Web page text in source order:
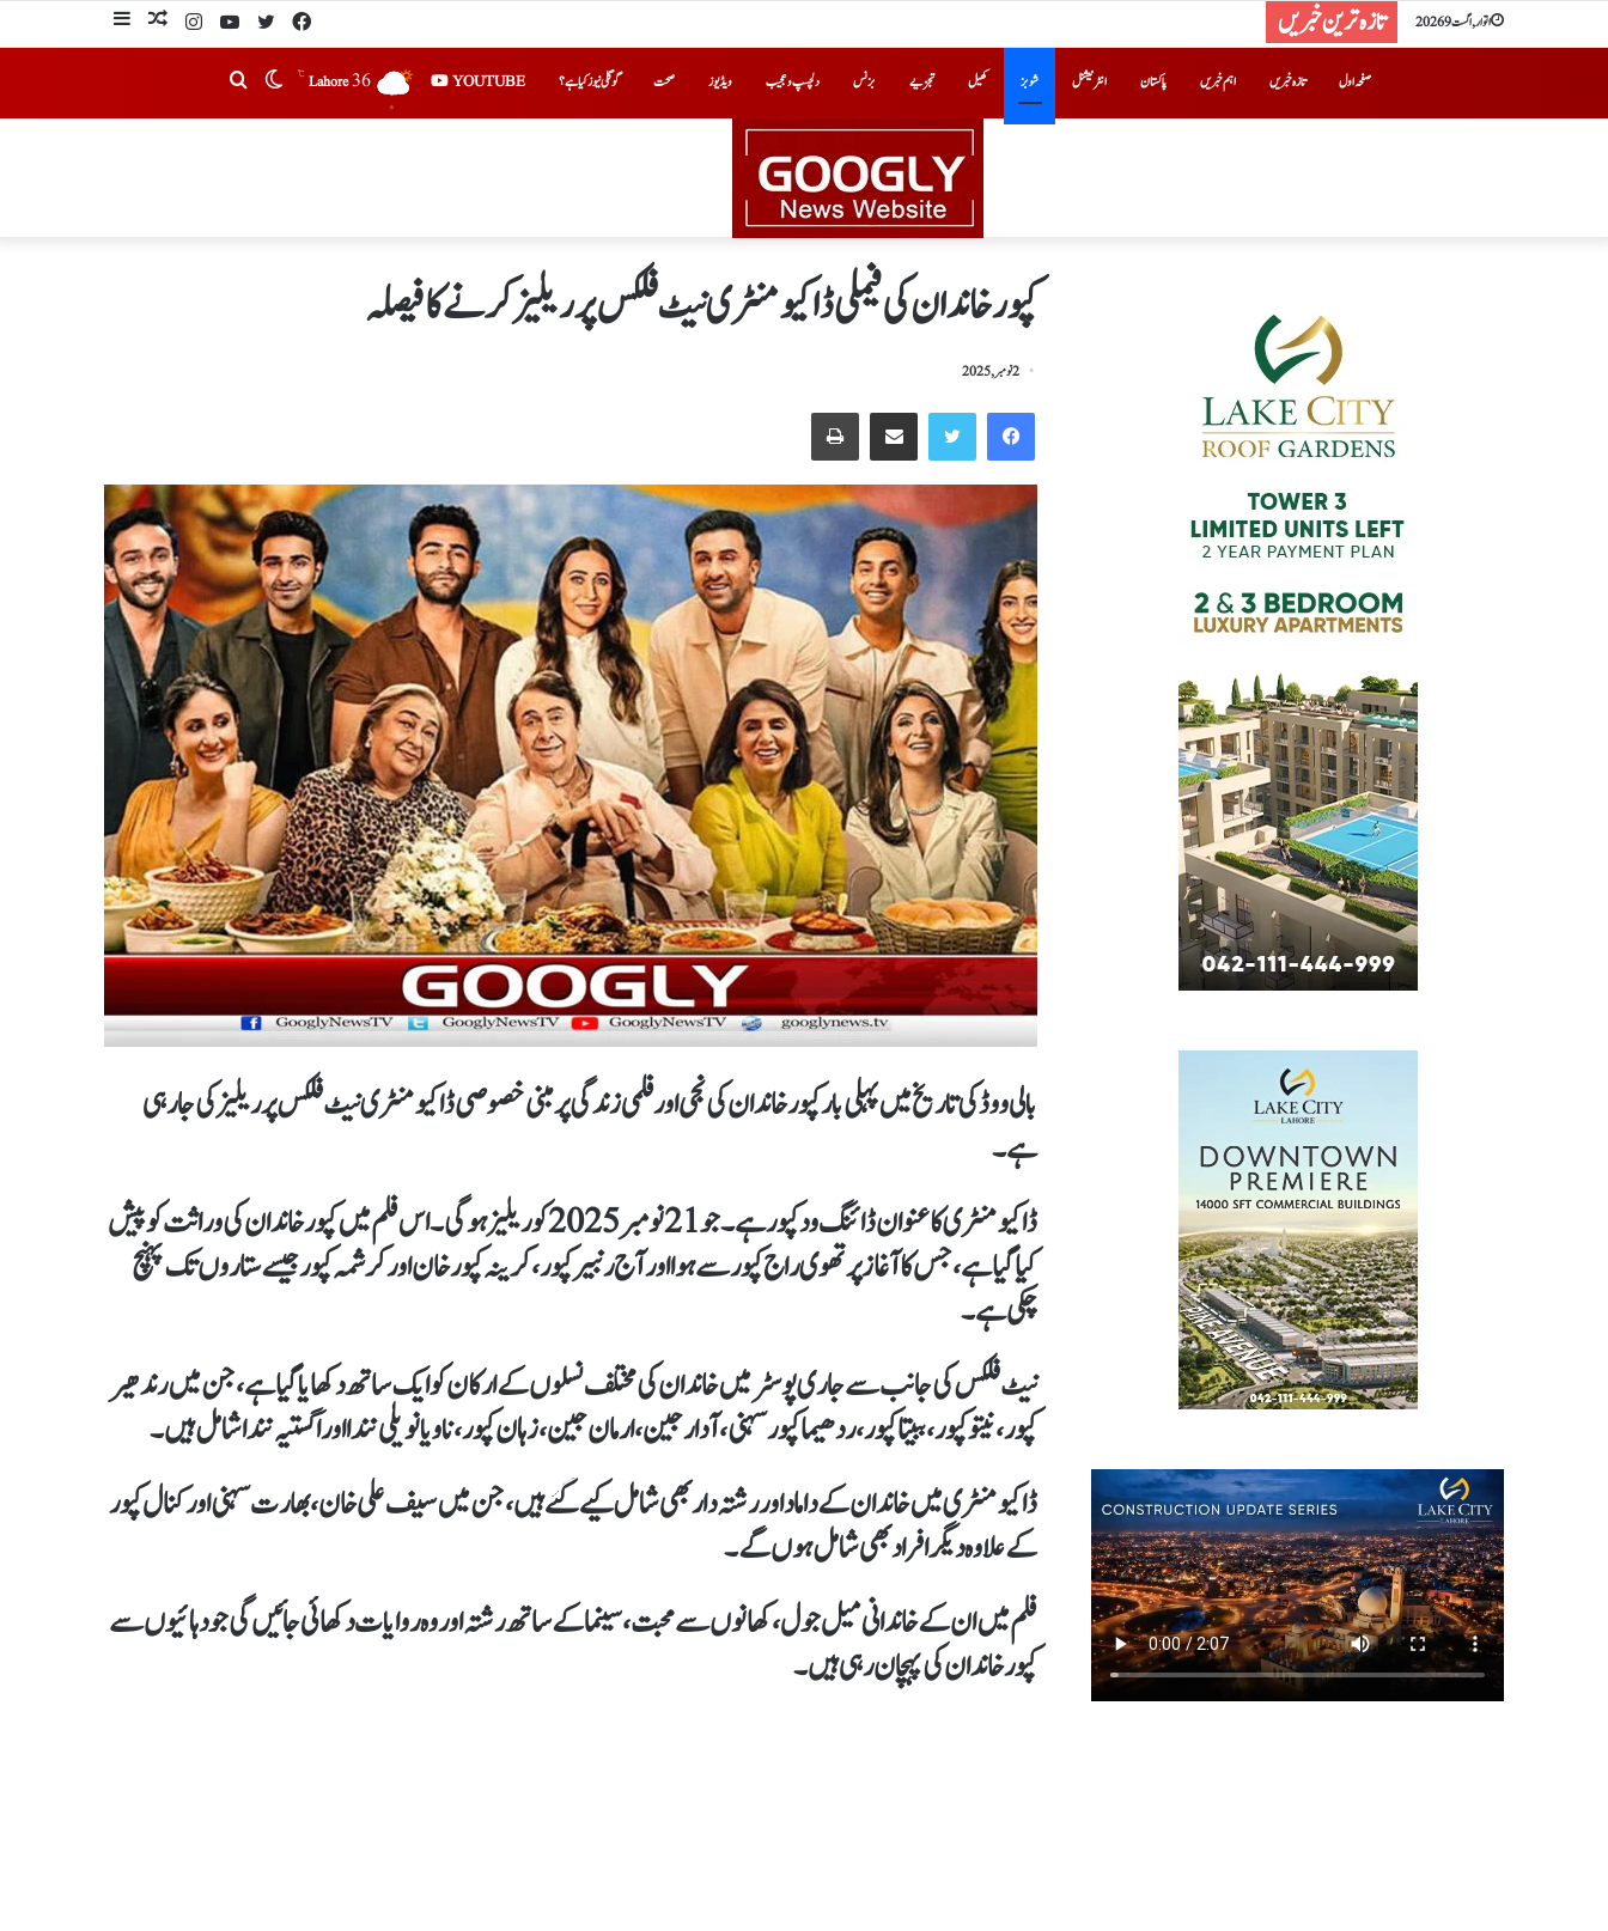
اتوار, اگست 9 2026 تازہ ترین خبریں
صفحہ اول تازہ خبریں اہم خبریں پاکستان انٹرنیشنل شوبز کھیل تجزیے بزنس دلچسپ و عجیب ویڈیوز صحت گوگلی نیوز کیا ہے؟ YOUTUBE
Lahore36
℃
کپورخاندان کی فیملی ڈاکیومنٹری نیٹ فلکس پرریلیزکرنےکافیصلہ
2 نومبر, 2025
بالی ووڈ کی تاریخ میں پہلی بار کپور خاندان کی نجی اور فلمی زندگی پر مبنی خصوصی ڈاکیومنٹری نیٹ فلکس پر ریلیز کی جارہی
ہے۔
ڈاکیومنٹری کا عنوان ڈائنگ ودکپورہے۔ جو 21 نومبر 2025 کو ریلیز ہوگی۔ اس فلم میں کپور خاندان کی وراثت کو پیش
کیا گیا ہے، جس کا آغاز پرتھوی راج کپور سے ہوا اور آج رنبیر کپور، کرینہ کپور خان اور کرشمہ کپور جیسے ستاروں تک پہنچ
چکی ہے۔
نیٹ فلکس کی جانب سے جاری پوسٹر میں خاندان کی مختلف نسلوں کے ارکان کو ایک ساتھ دکھایا گیا ہے، جن میں رندھیر
کپور، نیتو کپور، ببیتا کپور، ردھیما کپور سہنی، آدار جین، ارمان جین، زہان کپور، ناویا نویلی نندا اور اگستیہ نندا شامل ہیں۔
ڈاکیومنٹری میں خاندان کے داماد اور رشتہ دار بھی شامل کیے گئے ہیں، جن میں سیف علی خان، بھارت سہنی اور کنال کپور
کے علاوہ دیگر افراد بھی شامل ہوں گے۔
فلم میں ان کے خاندانی میل جول، کھانوں سے محبت، سینما کے ساتھ رشتہ اور وہ روایات دکھائی جائیں گی جو دہائیوں سے
کپور خاندان کی پہچان رہی ہیں۔